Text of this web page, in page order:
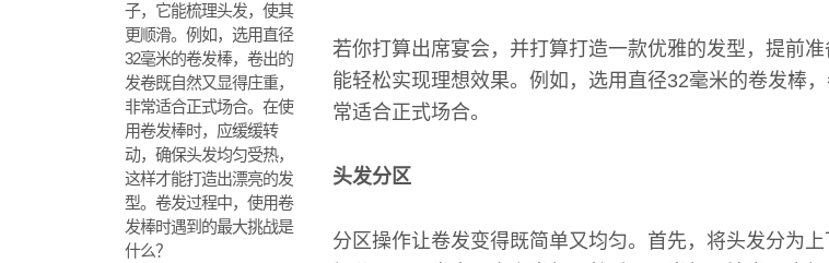
子，它能梳理头发，使其
更顺滑。例如，选用直径
32毫米的卷发棒，卷出的
发卷既自然又显得庄重，
非常适合正式场合。在使
用卷发棒时，应缓缓转
动，确保头发均匀受热，
这样才能打造出漂亮的发
型。卷发过程中，使用卷
发棒时遇到的最大挑战是
什么？
若你打算出席宴会，并打算打造一款优雅的发型，提前
能轻松实现理想效果。例如，选用直径32毫米的卷发棒
常适合正式场合。
头发分区
分区操作让卷发变得既简单又均匀。首先，将头发分为